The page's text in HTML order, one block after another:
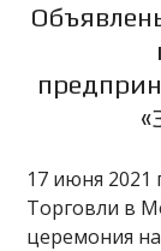
17 июня
Торговли в
церемония